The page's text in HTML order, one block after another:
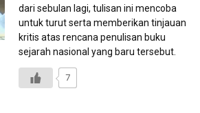
dari sebulan lagi, tulisan ini mencoba
untuk turut serta memberikan tinjauan
kritis atas rencana penulisan buku
sejarah nasional yang baru tersebut.
7